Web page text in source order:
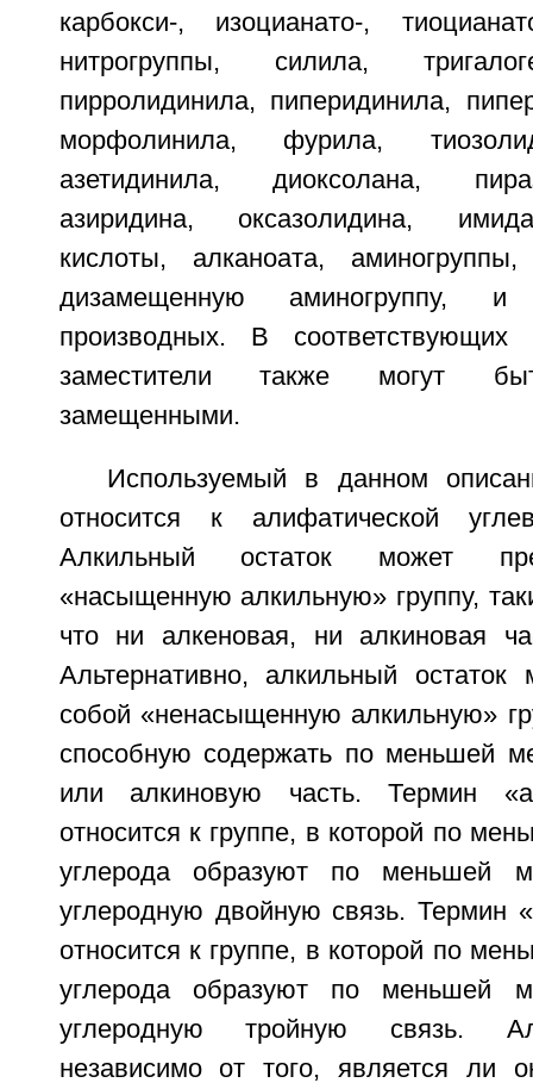
карбокси-, изоцианато-,
нитрогруппы, силила,
пирролидинила, пиперидинила,
морфолинила, фурила,
азетидинила, диоксолана,
азиридина, оксазолидина,
кислоты, алканоата,
дизамещенную аминогруппу,
производных. В соответствующих
заместители также могут
замещенными.
Используемый в данном
относится к алифатической
Алкильный остаток может
«насыщенную алкильную» группу,
что ни алкеновая, ни алкиновая
Альтернативно, алкильный остаток
собой «ненасыщенную алкильную»
способную содержать по меньшей
или алкиновую часть. Термин
относится к группе, в которой по
углерода образуют по меньшей
углеродную двойную связь. Термин
относится к группе, в которой по
углерода образуют по меньшей
углеродную тройную связь.
независимо от того, является ли